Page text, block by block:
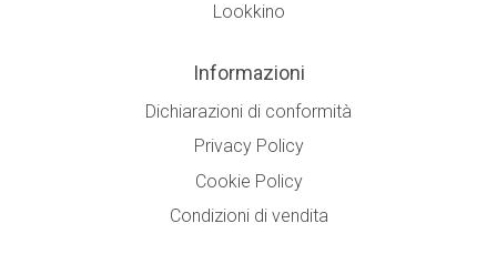
Lookkino
Informazioni
Dichiarazioni di conformità
Privacy Policy
Cookie Policy
Condizioni di vendita